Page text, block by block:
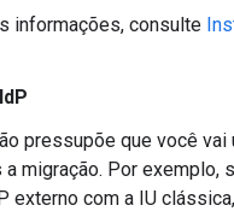
informações, consulte
pressupõe que você vai
a migração. Por exemplo,
externo com a IU